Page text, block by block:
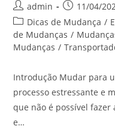
admin
11/04/
Dicas de Mudança /
de Mudanças /
Mudanças /
Introdução Mudar para
processo estressante e
que não é possível fazer
e…